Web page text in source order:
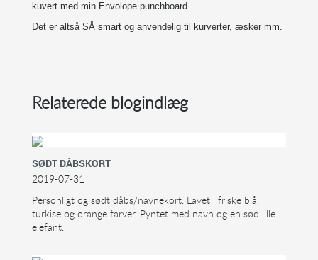
kuvert med min Envolope punchboard.
Det er altså SÅ smart og anvendelig til kurverter, æsker mm.
Relaterede blogindlæg
SØDT DÅBSKORT
2019-07-31
Personligt og sødt dåbs/navnekort. Lavet i friske blå,
turkise og orange farver. Pyntet med navn og en sød lille
elefant.